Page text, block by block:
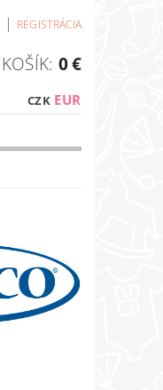
| REGISTRÁCIA
CZK EUR
KOŠÍK: 0 €